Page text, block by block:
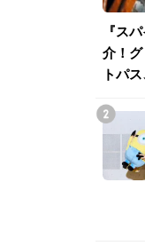
『ス
介！
トパ